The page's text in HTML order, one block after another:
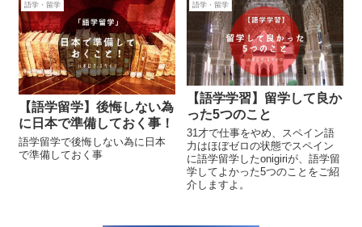
語学・留学
【語学留学】後悔しない為
に日本で準備しておく事！
語学留学で後悔しない為に日本
で準備しておく事
語学・留学
【語学学習】留学して良か
った5つのこと
31才で仕事をやめ、スペイン語
力はほぼゼロの状態でスペイン
に語学留学したonigiriが、語学留
学してよかった5つのことをご紹
介しますよ。